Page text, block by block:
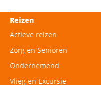
Reizen
Actieve reizen
Zorg en Senioren
Ondernemend
Vlieg en Excursie